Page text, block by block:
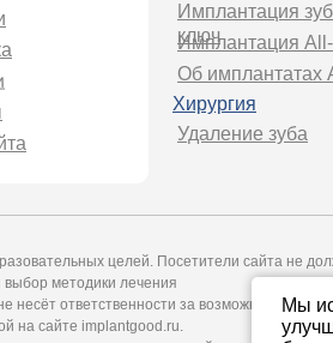
Хирургия
Имплантация
Удаление зуба
Имплантация
ключ
Об имплантатах
целей. Посетители сайта не
методики лечения
ответственности за возможные
на сайте implantgood.ru.
Мы